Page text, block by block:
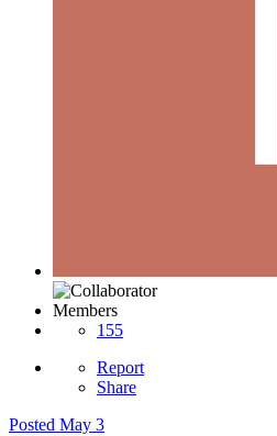
Members
155
Report
Share
Posted May 3